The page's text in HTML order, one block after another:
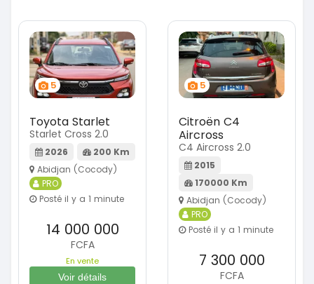
5
Toyota Starlet
Starlet Cross 2.0
2026
200 Km
Abidjan (Cocody)
PRO
Posté il y a 1 minute
14 000 000
FCFA
En vente
Voir détails
5
Citroën C4
Aircross
C4 Aircross 2.0
2015
170000 Km
Abidjan (Cocody)
PRO
Posté il y a 1 minute
7 300 000
FCFA